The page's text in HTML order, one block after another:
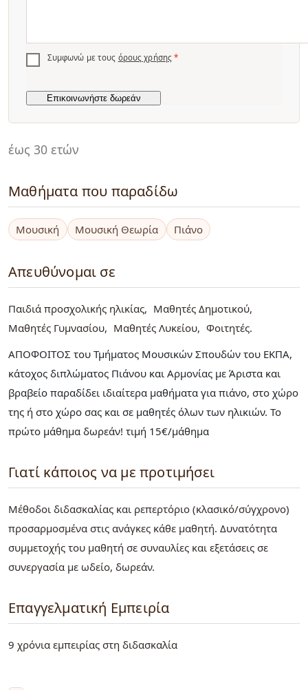
έως 30 ετών
Μαθήματα που παραδίδω
Μουσική Μουσική Θεωρία Πιάνο
Απευθύνομαι σε
Παιδιά προσχολικής ηλικίας
Μαθητές Δημοτικού
Μαθητές Γυμνασίου
Μαθητές Λυκείου
Φοιτητές
ΑΠΟΦΟΙΤΟΣ του Τμήματος Μουσικών Σπουδών του ΕΚΠΑ,
κάτοχος διπλώματος Πιάνου και Αρμονίας με Άριστα και
βραβείο παραδίδει ιδιαίτερα μαθήματα για πιάνο, στο χώρο
της ή στο χώρο σας και σε μαθητές όλων των ηλικιών. Το
πρώτο μάθημα δωρεάν! τιμή 15€/μάθημα
Γιατί κάποιος να με προτιμήσει
Μέθοδοι διδασκαλίας και ρεπερτόριο (κλασικό/σύγχρονο)
προσαρμοσμένα στις ανάγκες κάθε μαθητή. Δυνατότητα
συμμετοχής του μαθητή σε συναυλίες και εξετάσεις σε
συνεργασία με ωδείο, δωρεάν.
Επαγγελματική Εμπειρία
9 χρόνια εμπειρίας στη διδασκαλία
Συμφωνώ με τους όρους χρήσης *